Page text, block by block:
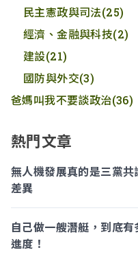
民主憲政與司法(25)
經濟、金融與科技(2)
建設(21)
國防與外交(3)
爸媽叫我不要談政治(36)
熱門文章
無人機發展真的是三黨
差異
自己做一艘潛艇，到底
進度！